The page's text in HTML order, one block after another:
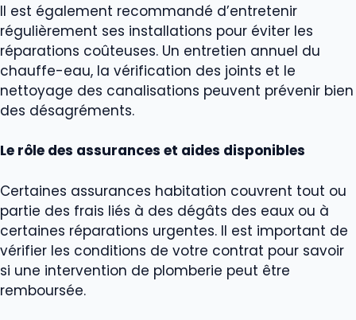
Il est également recommandé d’entretenir
régulièrement ses installations pour éviter les
réparations coûteuses. Un entretien annuel du
chauffe-eau, la vérification des joints et le
nettoyage des canalisations peuvent prévenir bien
des désagréments.
Le rôle des assurances et aides disponibles
Certaines assurances habitation couvrent tout ou
partie des frais liés à des dégâts des eaux ou à
certaines réparations urgentes. Il est important de
vérifier les conditions de votre contrat pour savoir
si une intervention de plomberie peut être
remboursée.